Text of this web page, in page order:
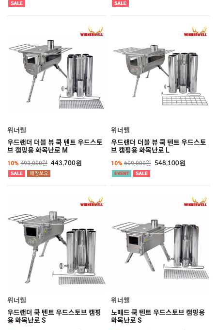
위너웰
우드랜더 더블 뷰 쿡 텐트 우드스토
브 캠핑용 화목난로 M
10% 493,000원 443,700원
위너웰
우드랜더 더블 뷰 쿡 텐트 우드스토
브 캠핑용 화목난로 L
10% 609,000원 548,100원
위너웰
우드랜더 쿡 텐트 우드스토브 캠핑
용 화목난로 S
위너웰
노매드 쿡 텐트 우드스토브 캠핑용
화목난로 S